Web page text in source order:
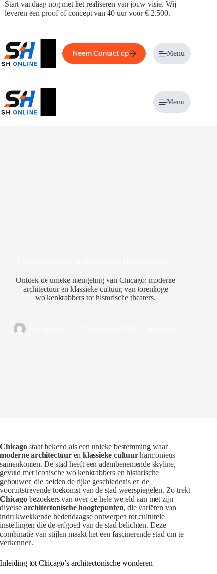
Ga
naar
Start vandaag nog met het realiseren van jouw visie. Wij
leveren een proof of concept van 40 uur voor € 2.500.
Home Service Over ons
Neem Contact op Menu
Menu
Ontdek de unieke mengeling van Chicago: moderne
architectuur en klassieke cultuur, van torenhoge
wolkenkrabbers tot historische theaters.
Chicago staat bekend als een unieke bestemming waar
moderne architectuur en klassieke cultuur harmonieus
samenkomen. De stad heeft een adembenemende skyline,
gevuld met iconische wolkenkrabbers en historische
gebouwen die beiden de rijke geschiedenis en de
vooruitstrevende toekomst van de stad weerspiegelen. Zo trekt
Chicago bezoekers van over de hele wereld aan met zijn
diverse architectonische hoogtepunten, die variëren van
indrukwekkende hedendaagse ontwerpen tot culturele
instellingen die de erfgoed van de stad belichten. Deze
combinatie van stijlen maakt het een fascinerende stad om te
verkennen.
Inleiding tot Chicago’s architectonische wonderen